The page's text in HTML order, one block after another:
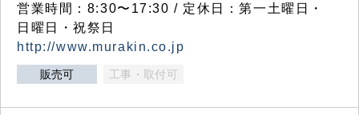
営業時間：8:30〜17:30 / 定休日：第一土曜日・
日曜日・祝祭日
http://www.murakin.co.jp
販売可 工事・取付可